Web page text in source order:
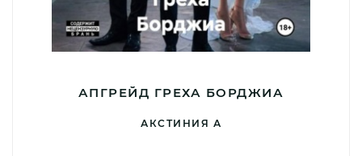
АПГРЕЙД ГРЕХА БОРДЖИА
АКСТИНИЯ А